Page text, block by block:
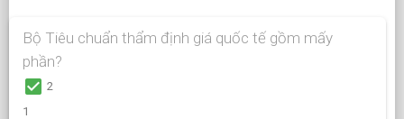
Bộ Tiêu chuẩn thẩm định giá quốc tế gồm mấy
phần?
check_box 2
1